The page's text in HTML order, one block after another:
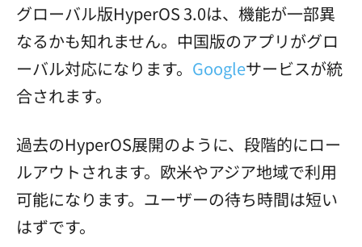
グローバル版HyperOS 3.0は、機能が一部異
なるかも知れません。中国版のアプリがグロ
ーバル対応になります。 Googleサービスが統
合されます。
過去のHyperOS展開のように、段階的にロー
ルアウトされます。欧米やアジア地域で利用
可能になります。ユーザーの待ち時間は短い
はずです。